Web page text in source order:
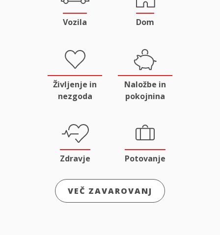
Vozila Dom
Življenje in
nezgoda
Naložbe in
pokojnina
Zdravje Potovanje
VEČ ZAVAROVANJ